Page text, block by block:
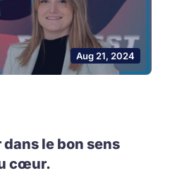
Aug 21, 2024
dans le bon sens
cœur.